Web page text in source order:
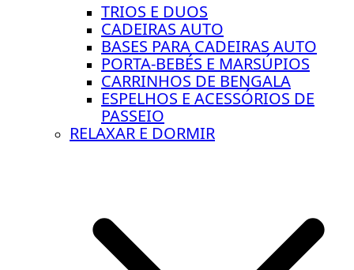
TRIOS E DUOS
CADEIRAS AUTO
BASES PARA CADEIRAS AUTO
PORTA-BEBÉS E MARSÚPIOS
CARRINHOS DE BENGALA
ESPELHOS E ACESSÓRIOS DE
PASSEIO
RELAXAR E DORMIR